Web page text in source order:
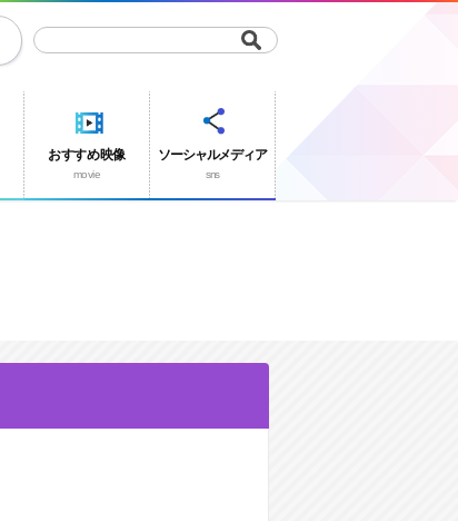
おすすめ映像
movie
ソーシャルメディア
sns